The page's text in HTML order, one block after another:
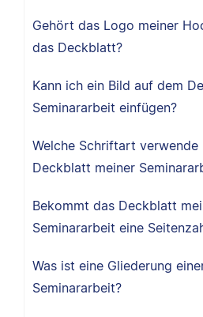
Gehört das Logo meiner
das Deckblatt?
Kann ich ein Bild auf dem
Seminararbeit einfügen?
Welche Schriftart verwende
Deckblatt meiner
Bekommt das Deckblatt
Seminararbeit eine
Was ist eine Gliederung
Seminararbeit?